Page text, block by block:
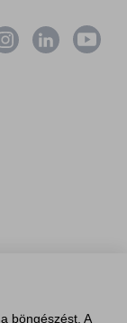
böngészést. A